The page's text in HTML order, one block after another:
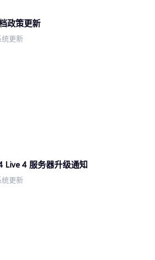
政策更新
统更新
Live 4 服务器升级通知
统更新